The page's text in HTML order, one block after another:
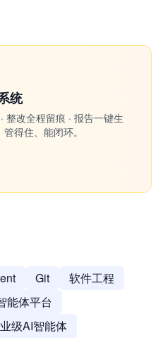
统
整改全程留痕 · 报告一键生
得住、能闭环。
Git
软件工程
能体平台
级AI智能体